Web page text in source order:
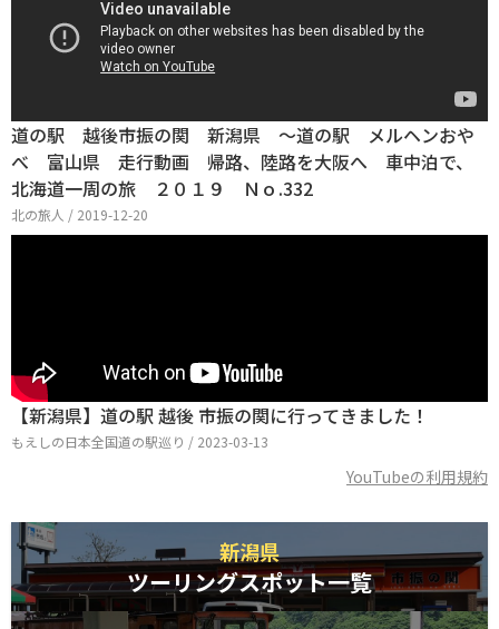
道の駅 越後市振の関 新潟県 ～道の駅 メルヘンおや
べ 富山県 走行動画 帰路、陸路を大阪へ 車中泊で、
北海道一周の旅 ２０１９ Ｎｏ.332
北の旅人 / 2019-12-20
【新潟県】道の駅 越後 市振の関に行ってきました！
もえしの日本全国道の駅巡り / 2023-03-13
YouTubeの利用規約
新潟県
ツーリングスポット一覧